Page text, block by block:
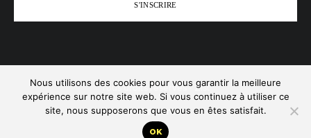
Tous droits réservés - Zist
Remonter
Nous utilisons des cookies pour vous garantir la meilleure
expérience sur notre site web. Si vous continuez à utiliser ce
site, nous supposerons que vous en êtes satisfait.
OK